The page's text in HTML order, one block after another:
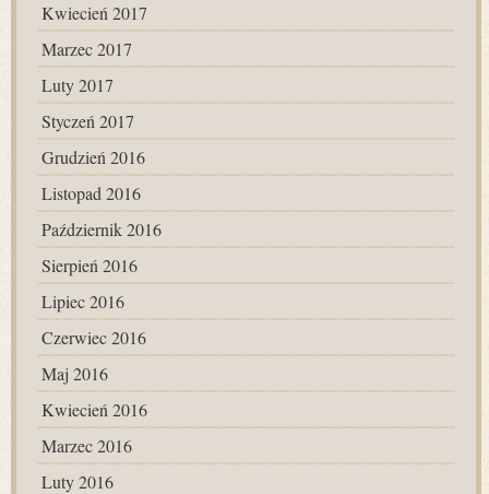
Kwiecień 2017
Marzec 2017
Luty 2017
Styczeń 2017
Grudzień 2016
Listopad 2016
Październik 2016
Sierpień 2016
Lipiec 2016
Czerwiec 2016
Maj 2016
Kwiecień 2016
Marzec 2016
Luty 2016